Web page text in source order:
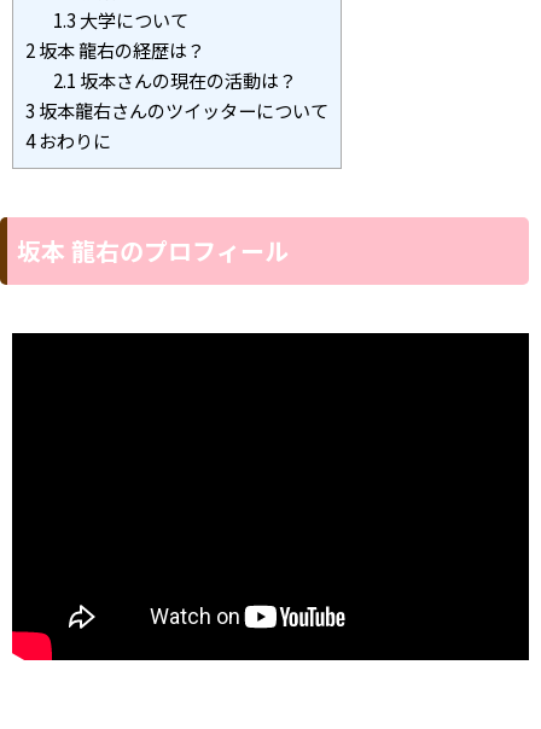
1.3 大学について
2坂本 龍右の経歴は？
2.1 坂本さんの現在の活動は？
3 坂本龍右さんのツイッターについて
4おわりに
坂本 龍右のプロフィール